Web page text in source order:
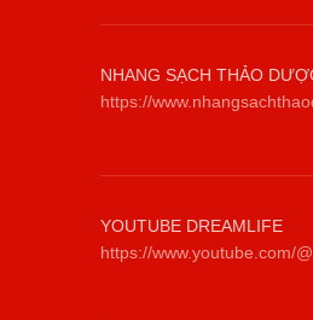
NHANG SẠCH THẢO
https://
YOUTUBE DREAMLIFE
https://www.youtube.com/